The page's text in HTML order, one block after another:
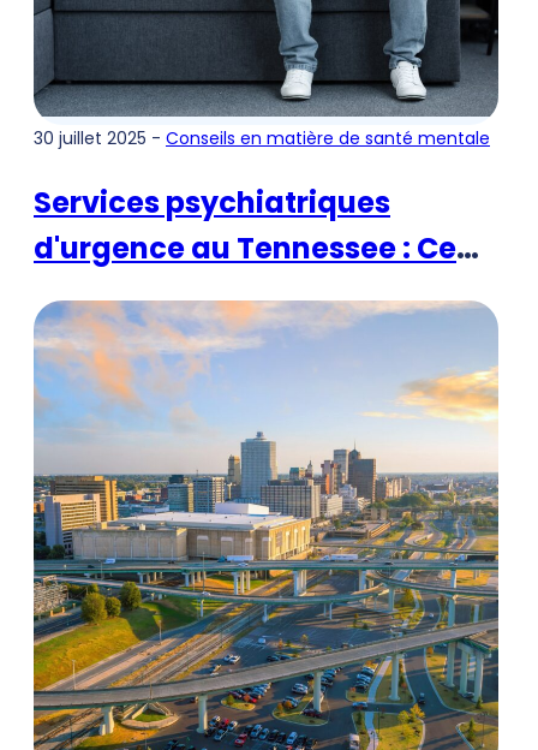
30 juillet 2025 - Conseils en matière de santé mentale
Services psychiatriques
d'urgence au Tennessee : Ce
qu'il faut savoir